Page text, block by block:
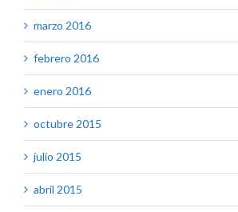
marzo 2016
febrero 2016
enero 2016
octubre 2015
julio 2015
abril 2015